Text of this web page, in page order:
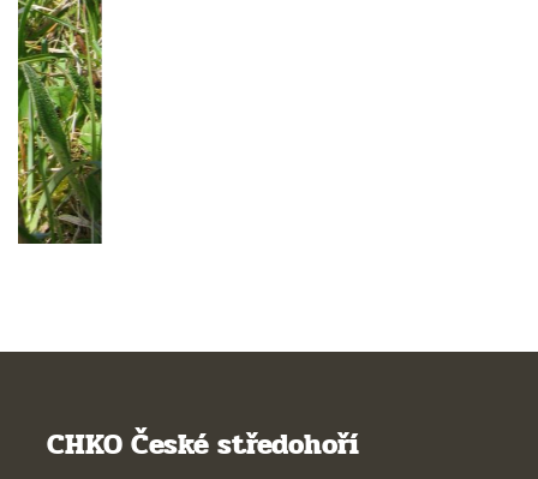
CHKO České středohoří